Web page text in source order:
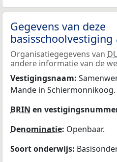
Gegevens van deze
basisschoolvestiging
Organisatiegegevens van
andere informatie van de
Vestigingsnaam:
Mande in Schiermonnikoog.
BRIN en
Denominatie: Openbaar.
Soort onderwijs: